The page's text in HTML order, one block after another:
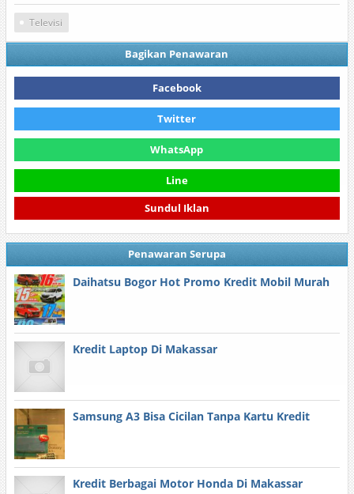
Televisi
Bagikan Penawaran
Facebook
Twitter
WhatsApp
Line
Sundul Iklan
Penawaran Serupa
Daihatsu Bogor Hot Promo Kredit Mobil Murah
Kredit Laptop Di Makassar
Samsung A3 Bisa Cicilan Tanpa Kartu Kredit
Kredit Berbagai Motor Honda Di Makassar